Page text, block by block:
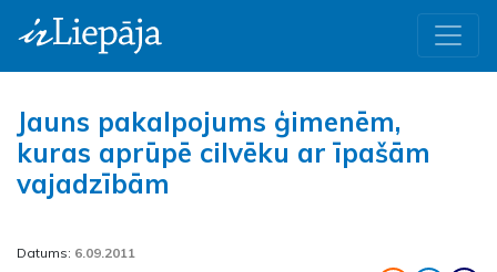
Jauns pakalpojums ģimenēm,
kuras aprūpē cilvēku ar īpašām
vajadzībām
Datums: 6.09.2011